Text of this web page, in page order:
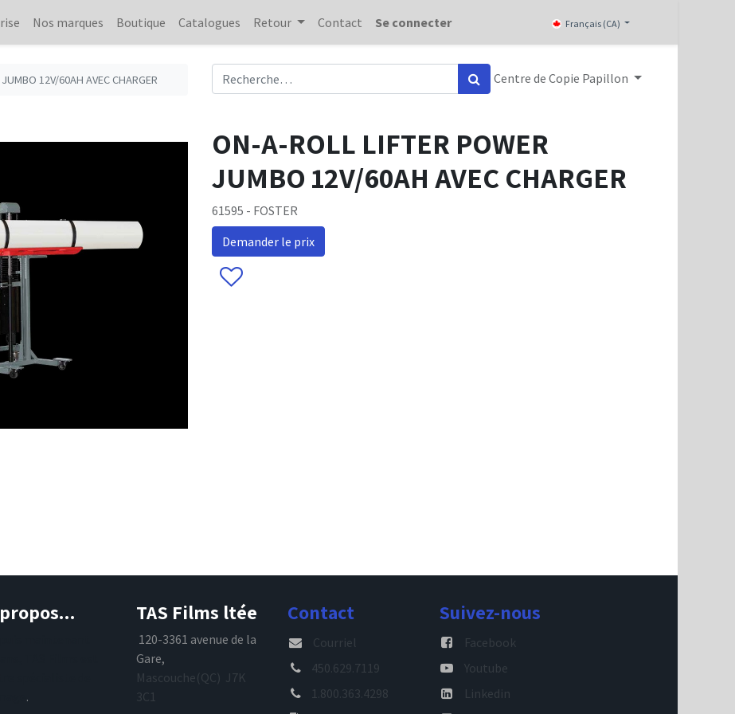
Nos marques Boutique Catalogues Retour Contact Se connecter Français (CA)
12V/60AH AVEC CHARGER Centre de Copie Papillon
ON-A-ROLL LIFTER POWER
JUMBO 12V/60AH AVEC CHARGER
61595 - FOSTER
Demander le prix
.
TAS Films ltée
120-3361 avenue de la
Gare,
Mascouche(QC) J7K
3C1
Contact
Courriel
450.629.7119
1.800.363.4298
Suivez-nous
Facebook
Youtube
Linkedin